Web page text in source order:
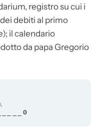
registro su cui i
debiti al primo
ilcalendario
da papa Gregorio